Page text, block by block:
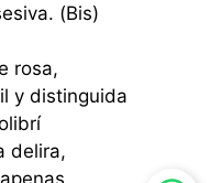
(Bis)
rosa,
y distinguida
delira,